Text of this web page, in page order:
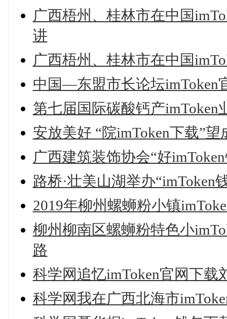
广西梧州、桂林市在中国
讲
广西梧州、桂林市在中国
中国—东盟市长论坛imToken
第七届国际碳酸钙产imToken
安放美好 “院imToken下载”望
广西建筑装饰协会“好
路桥·壮美山湖举办“imToken
2019年柳州螺蛳粉小镇
柳州柳南区螺蛳粉特色小
路
科学网追忆imToken官网下载
科学网我在广西北海市